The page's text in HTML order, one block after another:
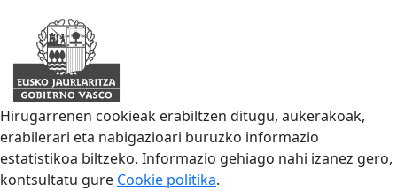
Hirugarrenen cookieak erabiltzen ditugu, aukerakoak,
erabilerari eta nabigazioari buruzko informazio
estatistikoa biltzeko. Informazio gehiago nahi izanez gero,
kontsultatu gure Cookie politika.